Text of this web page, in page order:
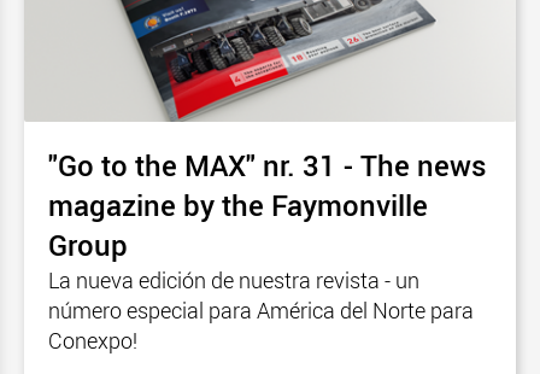
"Go to the MAX" nr. 31 - The news
magazine by the Faymonville
Group
La nueva edición de nuestra revista - un
número especial para América del Norte para
Conexpo!